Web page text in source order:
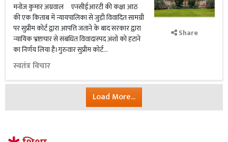
मनोज कुमार अग्रवाल एनसीईआरटी की कक्षा आठ
की एक किताब में न्यायपालिका से जुड़ी विवादित सामग्री
पर सुप्रीम कोर्ट द्वारा आपत्ति जताने के बाद सरकार द्वारा
न्यायिक भ्रष्टाचार से संबंधित विवादास्पद अंशों को हटाने
का निर्णय लिया है।गुरुवार सुप्रीम कोर्ट...
स्वतंत्र विचार
Share
Load More...